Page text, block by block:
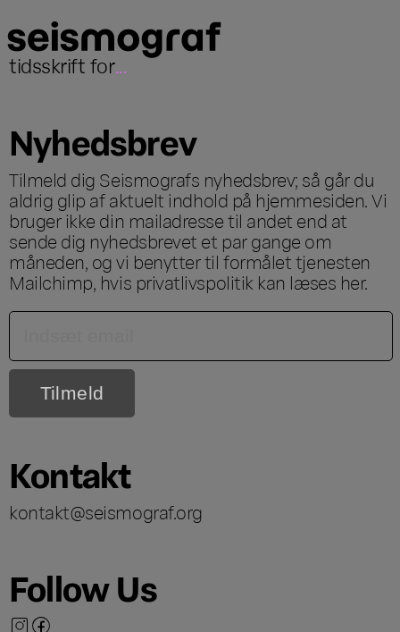
tidsskrift for...
Nyhedsbrev
Tilmeld dig Seismografs nyhedsbrev; så går du
aldrig glip af aktuelt indhold på hjemmesiden. Vi
bruger ikke din mailadresse til andet end at
sende dig nyhedsbrevet et par gange om
måneden, og vi benytter til formålet tjenesten
Mailchimp, hvis privatlivspolitik kan læses her.
Kontakt
kontakt@seismograf.org
Follow Us